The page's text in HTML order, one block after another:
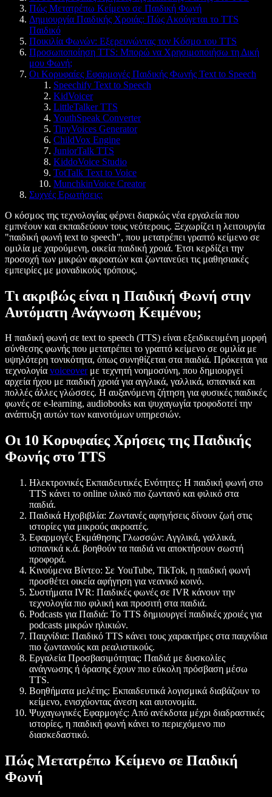
Πώς Μετατρέπω Κείμενο σε Παιδική Φωνή
Δημιουργία Παιδικής Χροιάς: Πώς Ακούγεται το TTS
Παιδικό
Ποικιλία Φωνών: Εξερευνώντας τον Κόσμο του TTS
Προσωποποίηση TTS: Μπορώ να Χρησιμοποιήσω τη Δική
μου Φωνή;
Οι Κορυφαίες Εφαρμογές Παιδικής Φωνής Text to Speech
Speechify Text to Speech
KidVoicer
LittleTalker TTS
YouthSpeak Converter
TinyVoices Generator
ChildVox Engine
JuniorTalk TTS
KiddoVoice Studio
TotTalk Text to Voice
MunchkinVoice Creator
Συχνές Ερωτήσεις:
Ο κόσμος της τεχνολογίας φέρνει διαρκώς νέα εργαλεία που
εμπνέουν και εκπαιδεύουν τους νεότερους. Ξεχωρίζει η λειτουργία
"παιδική φωνή text to speech", που μετατρέπει γραπτό κείμενο σε
ομιλία με χαρούμενη, οικεία παιδική χροιά. Έτσι κερδίζει την
προσοχή των μικρών ακροατών και ζωντανεύει τις μαθησιακές
εμπειρίες με μοναδικούς τρόπους.
Τι ακριβώς είναι η Παιδική Φωνή στην
Αυτόματη Ανάγνωση Κειμένου;
Η παιδική φωνή σε text to speech (TTS) είναι εξειδικευμένη μορφή
σύνθεσης φωνής που μετατρέπει το γραπτό κείμενο σε ομιλία με
υψηλότερη τονικότητα, όπως συνηθίζεται στα παιδιά. Πρόκειται για
τεχνολογία voiceoverμε τεχνητή νοημοσύνη, που δημιουργεί
αρχεία ήχου με παιδική χροιά για αγγλικά, γαλλικά, ισπανικά και
πολλές άλλες γλώσσες. Η αυξανόμενη ζήτηση για φυσικές παιδικές
φωνές σε e-learning, audiobooks και ψυχαγωγία τροφοδοτεί την
ανάπτυξη αυτών των καινοτόμων υπηρεσιών.
Οι 10 Κορυφαίες Χρήσεις της Παιδικής
Φωνής στο TTS
Ηλεκτρονικές Εκπαιδευτικές Ενότητες: Η παιδική φωνή στο
TTS κάνει το online υλικό πιο ζωντανό και φιλικό στα
παιδιά.
Παιδικά Ηχοβιβλία: Ζωντανές αφηγήσεις δίνουν ζωή στις
ιστορίες για μικρούς ακροατές.
Εφαρμογές Εκμάθησης Γλωσσών: Αγγλικά, γαλλικά,
ισπανικά κ.ά. βοηθούν τα παιδιά να αποκτήσουν σωστή
προφορά.
Κινούμενα Βίντεο: Σε YouTube, TikTok, η παιδική φωνή
προσθέτει οικεία αφήγηση για νεανικό κοινό.
Συστήματα IVR: Παιδικές φωνές σε IVR κάνουν την
τεχνολογία πιο φιλική και προσιτή στα παιδιά.
Podcasts για Παιδιά: Το TTS δημιουργεί παιδικές χροιές για
podcasts μικρών ηλικιών.
Παιχνίδια: Παιδικό TTS κάνει τους χαρακτήρες στα παιχνίδια
πιο ζωντανούς και ρεαλιστικούς.
Εργαλεία Προσβασιμότητας: Παιδιά με δυσκολίες
ανάγνωσης ή όρασης έχουν πιο εύκολη πρόσβαση μέσω
TTS.
Βοηθήματα μελέτης: Εκπαιδευτικά λογισμικά διαβάζουν το
κείμενο, ενισχύοντας άνεση και αυτονομία.
Ψυχαγωγικές Εφαρμογές: Από ανέκδοτα μέχρι διαδραστικές
ιστορίες, η παιδική φωνή κάνει το περιεχόμενο πιο
διασκεδαστικό.
Πώς Μετατρέπω Κείμενο σε Παιδική
Φωνή